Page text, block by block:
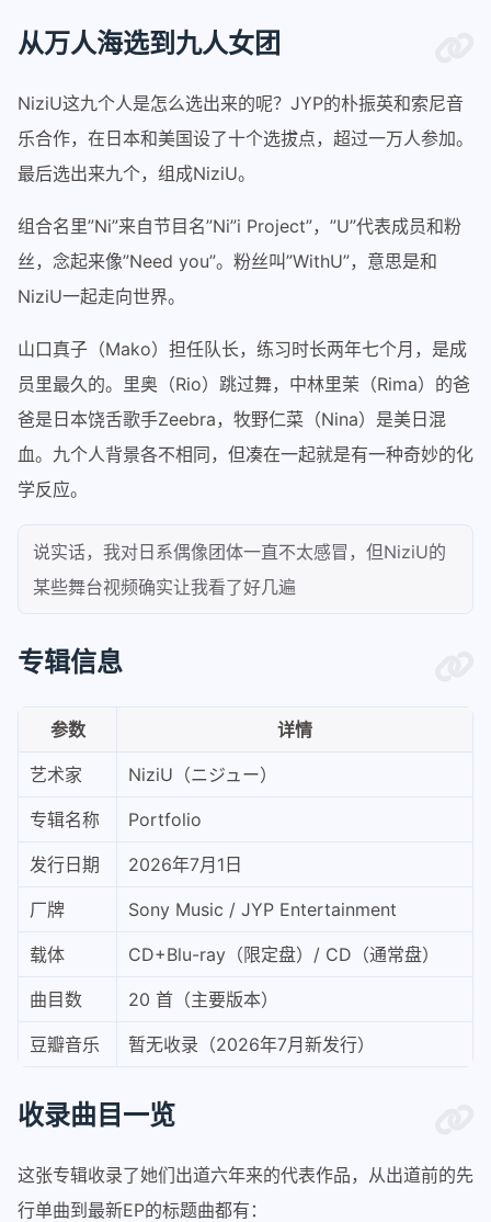
从万人海选到九人女团
NiziU这九个人是怎么选出来的呢？JYP的朴振英和索尼音
乐合作，在日本和美国设了十个选拔点，超过一万人参加。
最后选出来九个，组成NiziU。
组合名里”Ni”来自节目名”Ni”i Project”，”U”代表成员和粉
丝，念起来像”Need you”。粉丝叫”WithU”，意思是和
NiziU一起走向世界。
山口真子（Mako）担任队长，练习时长两年七个月，是成
员里最久的。里奥（Rio）跳过舞，中林里茉（Rima）的爸
爸是日本饶舌歌手Zeebra，牧野仁菜（Nina）是美日混
血。九个人背景各不相同，但凑在一起就是有一种奇妙的化
学反应。
说实话，我对日系偶像团体一直不太感冒，但NiziU的
某些舞台视频确实让我看了好几遍
专辑信息
参数 详情
艺术家 NiziU（ニジュー）
专辑名称 Portfolio
发行日期 2026年7月1日
厂牌 Sony Music / JYP Entertainment
载体 CD+Blu-ray（限定盘）/ CD（通常盘）
曲目数 20 首（主要版本）
豆瓣音乐 暂无收录（2026年7月新发行）
收录曲目一览
这张专辑收录了她们出道六年来的代表作品，从出道前的先
行单曲到最新EP的标题曲都有：